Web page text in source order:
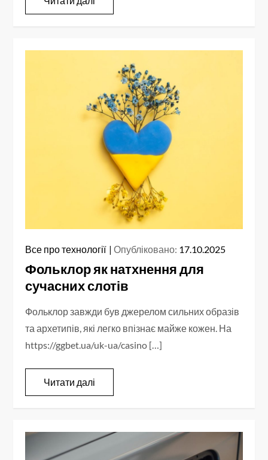
Все про технології Опубліковано: 17.10.2025
Фольклор як натхнення для
сучасних слотів
Фольклор завжди був джерелом сильних образів
та архетипів, які легко впізнає майже кожен. На
https://ggbet.ua/uk-ua/casino […]
Читати далі